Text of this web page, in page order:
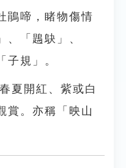
鵑啼，睹物傷情
、「鶗鴃」、
子規」。
夏開紅、紫或白
賞。亦稱「映山